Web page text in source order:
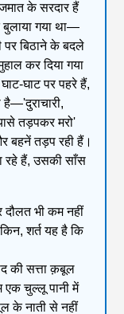
के सरदार हैं
गया था—
पर बिठाने के बदले
कर दिया गया
घाट पर पहरे हैं,
है—'दुराचारी,
तड़पकर मरो'
बहनें तड़प रही हैं।
रहे हैं, उसकी साँस
दौलत भी कम नहीं
शर्त यह है कि
की सत्ता क़बूल
एक चुल्लू पानी में
के नाती से नहीं